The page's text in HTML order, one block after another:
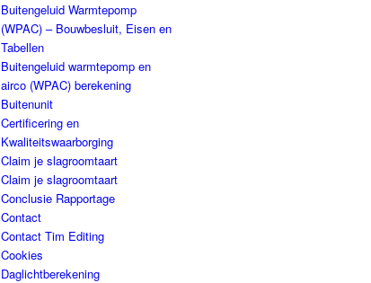
Buitengeluid Warmtepomp
(WPAC) – Bouwbesluit, Eisen en
Tabellen
Buitengeluid warmtepomp en
airco (WPAC) berekening
Buitenunit
Certificering en
Kwaliteitswaarborging
Claim je slagroomtaart
Claim je slagroomtaart
Conclusie Rapportage
Contact
Contact Tim Editing
Cookies
Daglichtberekening